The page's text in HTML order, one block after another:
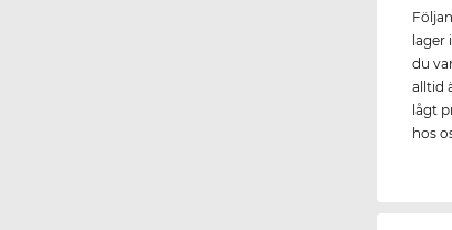
lager
du
alltid
lågt
hos